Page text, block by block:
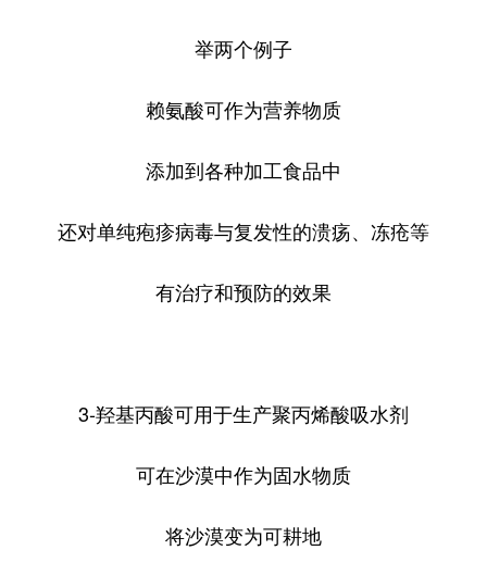
举两个例子
赖氨酸可作为营养物质
添加到各种加工食品中
还对单纯疱疹病毒与复发性的溃疡、冻疮等
有治疗和预防的效果
3-羟基丙酸可用于生产聚丙烯酸吸水剂
可在沙漠中作为固水物质
将沙漠变为可耕地